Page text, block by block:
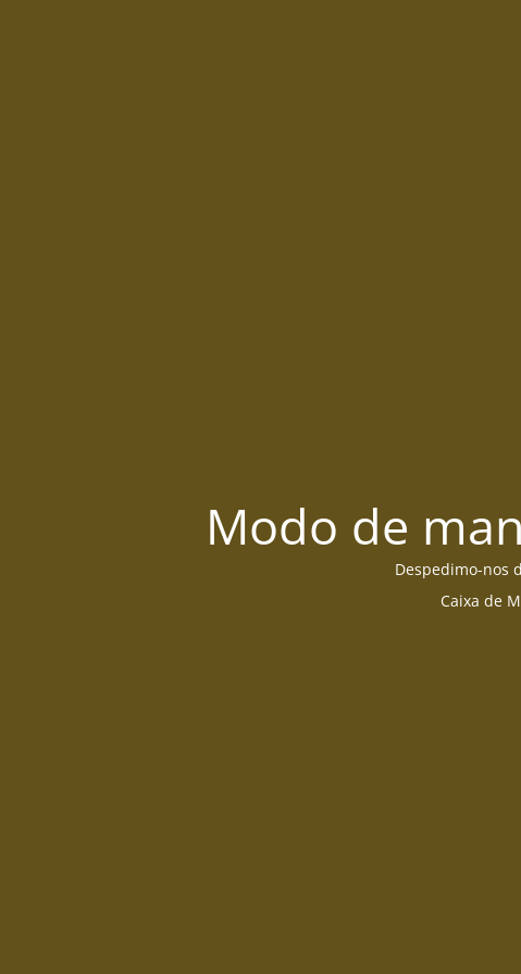
Modo de
Despedimo-nos
Caixa de